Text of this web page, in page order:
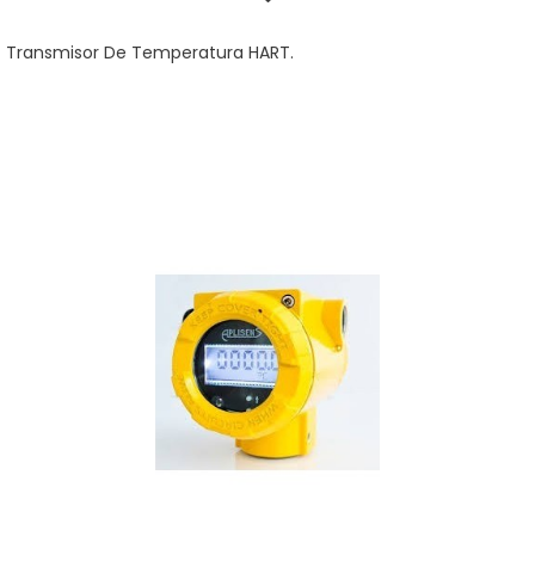
Transmisor De Temperatura HART.